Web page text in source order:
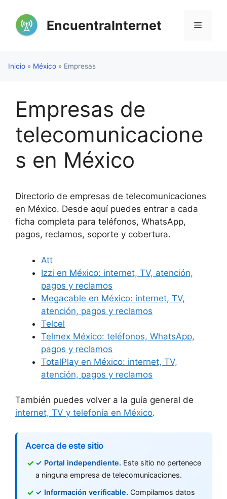
contenido
EncuentraInternet Menú
Inicio » México » Empresas
Empresas de
telecomunicacione
s en México
Directorio de empresas de telecomunicaciones
en México. Desde aquí puedes entrar a cada
ficha completa para teléfonos, WhatsApp,
pagos, reclamos, soporte y cobertura.
Att
Izzi en México: internet, TV, atención,
pagos y reclamos
Megacable en México: internet, TV,
atención, pagos y reclamos
Telcel
Telmex México: teléfonos, WhatsApp,
pagos y reclamos
TotalPlay en México: internet, TV,
atención, pagos y reclamos
También puedes volver a la guía general de
internet, TV y telefonía en México.
Acerca de este sitio
✓ Portal independiente. Este sitio no pertenece
a ninguna empresa de telecomunicaciones.
✓ Información verificable. Compilamos datos